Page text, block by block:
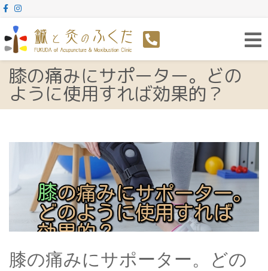
膝の痛みにサポーター。どの
ように使用すれば効果的？
膝の痛みにサポーター。どの